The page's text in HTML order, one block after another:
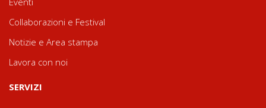
Collaborazioni e Festival
Notizie e Area stampa
Lavora con noi
SERVIZI